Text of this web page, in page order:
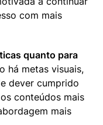
com mais
quanto para
há metas visuais,
dever cumprido
conteúdos mais
mais